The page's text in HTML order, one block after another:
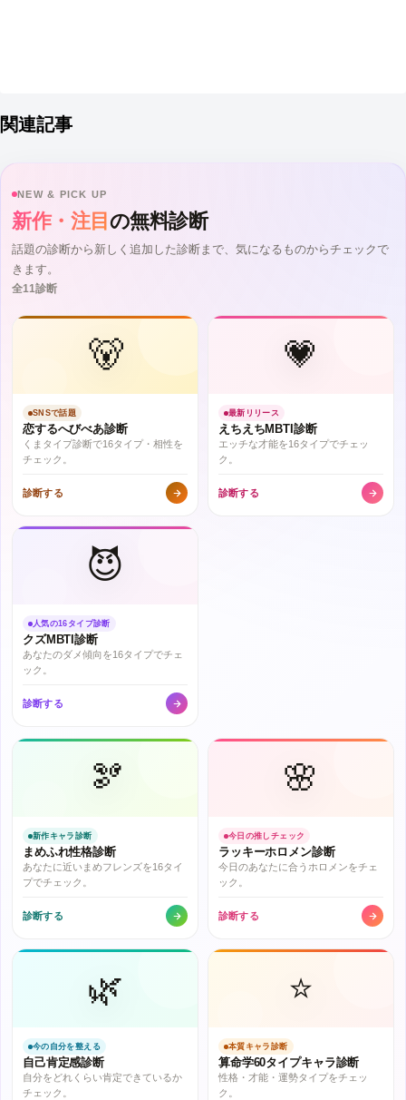
関連記事
NEW & PICK UP
新作・注目 の無料診断
話題の診断から新しく追加した診断まで、気になるものからチェックで
きます。
全11診断
🐻
SNSで話題
恋するへびべあ診断
くまタイプ診断で16タイプ・相性を
チェック。
診断する
💗
最新リリース
えちえちMBTI診断
エッチな才能を16タイプでチェッ
ク。
診断する
😈
人気の16タイプ診断
クズMBTI診断
あなたのダメ傾向を16タイプでチェ
ック。
診断する
🫘
新作キャラ診断
まめふれ性格診断
あなたに近いまめフレンズを16タイ
プでチェック。
診断する
🌸
今日の推しチェック
ラッキーホロメン診断
今日のあなたに合うホロメンをチェ
ック。
診断する
🌿
今の自分を整える
自己肯定感診断
自分をどれくらい肯定できているか
チェック。
⭐
本質キャラ診断
算命学60タイプキャラ診断
性格・才能・運勢タイプをチェッ
ク。